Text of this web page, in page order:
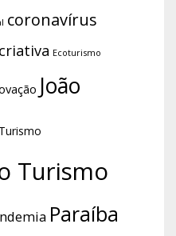
coronavírus
Ecoturismo
João
Turismo
Paraíba